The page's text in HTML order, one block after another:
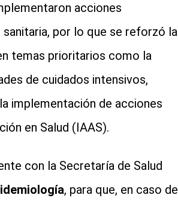
acciones
por lo que se reforzó la
temas prioritarios como la
de cuidados intensivos,
implementación de acciones
en Salud (IAAS).
con la Secretaría de Salud
, para que, en caso de